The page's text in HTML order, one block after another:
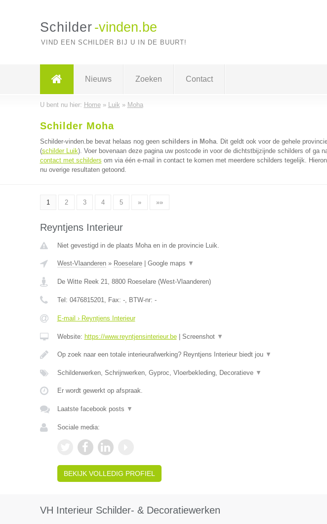
Schilder -vinden.be
VIND EEN SCHILDER BIJ U IN DE BUURT!
Nieuws Zoeken Contact
U bent nu hier: Home» Luik » Moha
Schilder Moha
Schilder-vinden.be bevat helaas nog geen schilders in Moha. Dit geldt ook voor de gehele
(schilder Luik). Voer bovenaan deze pagina uw postcode in voor de dichtstbijzijnde schilders of ga
contact met schilders om via één e-mail in contact te komen met meerdere schilders tegelijk.
nu overige resultaten getoond.
1 2 3 4 5 » »»
Reyntjens Interieur
Niet gevestigd in de plaats Moha en in de provincie Luik.
West-Vlaanderen» Roeselare| Google maps ▼
De Witte Reek 21, 8800 Roeselare(West-Vlaanderen)
Tel: 0476815201, Fax: -, BTW-nr: -
E-mail › Reyntjens Interieur
Website: https://www.reyntjensinterieur.be| Screenshot ▼
Op zoek naar een totale interieurafwerking? Reyntjens Interieur biedt jou ▼
Schilderwerken, Schrijnwerken, Gyproc, Vloerbekleding, Decoratieve ▼
Er wordt gewerkt op afspraak.
Laatste facebook posts ▼
Sociale media:
BEKIJK VOLLEDIG PROFIEL
VH Interieur Schilder- & Decoratiewerken